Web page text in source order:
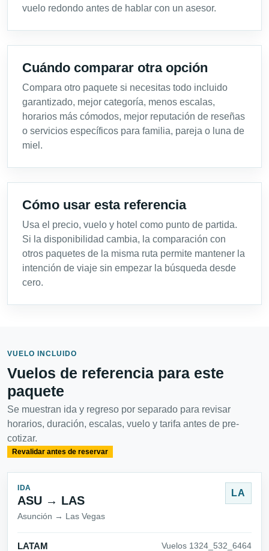
vuelo redondo antes de hablar con un asesor.
Cuándo comparar otra opción
Compara otro paquete si necesitas todo incluido
garantizado, mejor categoría, menos escalas,
horarios más cómodos, mejor reputación de reseñas
o servicios específicos para familia, pareja o luna de
miel.
Cómo usar esta referencia
Usa el precio, vuelo y hotel como punto de partida.
Si la disponibilidad cambia, la comparación con
otros paquetes de la misma ruta permite mantener la
intención de viaje sin empezar la búsqueda desde
cero.
VUELO INCLUIDO
Vuelos de referencia para este
paquete
Se muestran ida y regreso por separado para revisar
horarios, duración, escalas, vuelo y tarifa antes de pre-
cotizar.
Revalidar antes de reservar
IDA
ASU → LAS
Asunción → Las Vegas
LA
LATAM Vuelos 1324_532_6464